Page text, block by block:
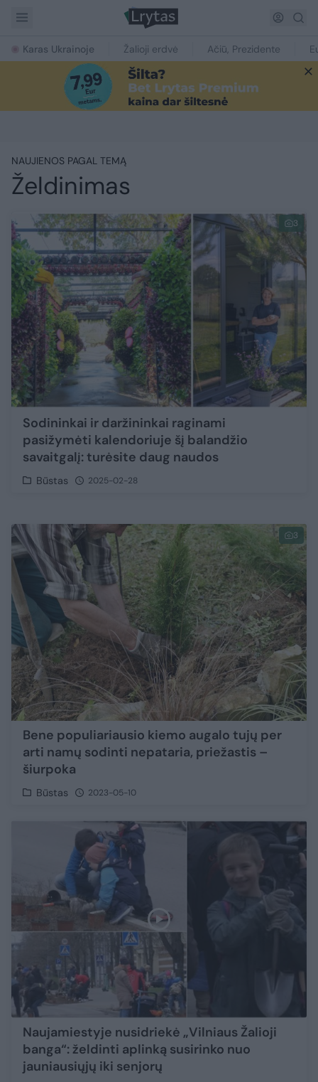
Karas Ukrainoje Žalioji erdvė Ačiū, Prezidente
NAUJIENOS PAGAL TEMĄ
Želdinimas
3
Sodininkai ir daržininkai raginami
pasižymėti kalendoriuje šį balandžio
savaitgalį: turėsite daug naudos
Būstas 2025-02-28
3
Bene populiariausio kiemo augalo tujų per
arti namų sodinti nepataria, priežastis –
šiurpoka
Būstas 2023-05-10
Naujamiestyje nusidriekė „Vilniaus Žalioji
banga“: želdinti aplinką susirinko nuo
jauniausiųjų iki senjorų